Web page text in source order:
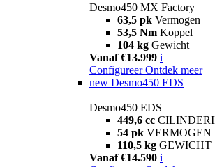
Desmo450 MX Factory
63,5 pk Vermogen
53,5 Nm Koppel
104 kg Gewicht
Vanaf €13.999 i
Configureer Ontdek meer
new Desmo450 EDS
Desmo450 EDS
449,6 cc
54 pk VERMOGEN
110,5 kg GEWICHT
Vanaf €14.590 i